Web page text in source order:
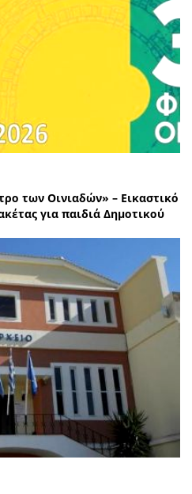
των Οινιαδών» – Εικαστικό
για παιδιά Δημοτικού